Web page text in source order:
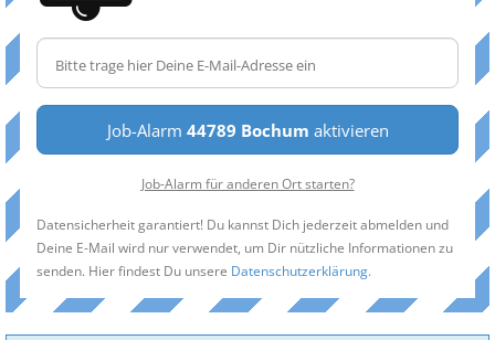
Job-Alarm 44789 Bochum aktivieren
Job-Alarm für anderen Ort starten?
Datensicherheit garantiert! Du kannst Dich jederzeit abmelden und
Deine E-Mail wird nur verwendet, um Dir nützliche Informationen zu
senden. Hier findest Du unsere Datenschutzerklärung.